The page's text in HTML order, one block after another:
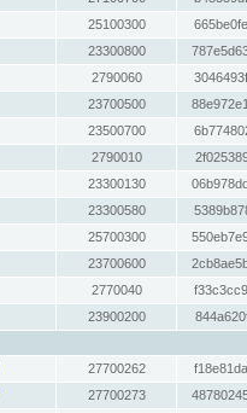
25100300
23300800
2790060
23700500
23500700
2790010
23300130
23300580
25700300
23700600
2770040
23900200
27700262
27700273